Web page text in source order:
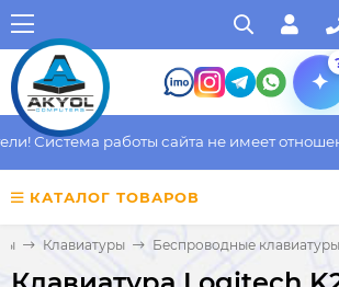
Система работы сайта не имеет
КАТАЛОГ ТОВАРОВ
Клавиатуры Беспроводные клавиатуры